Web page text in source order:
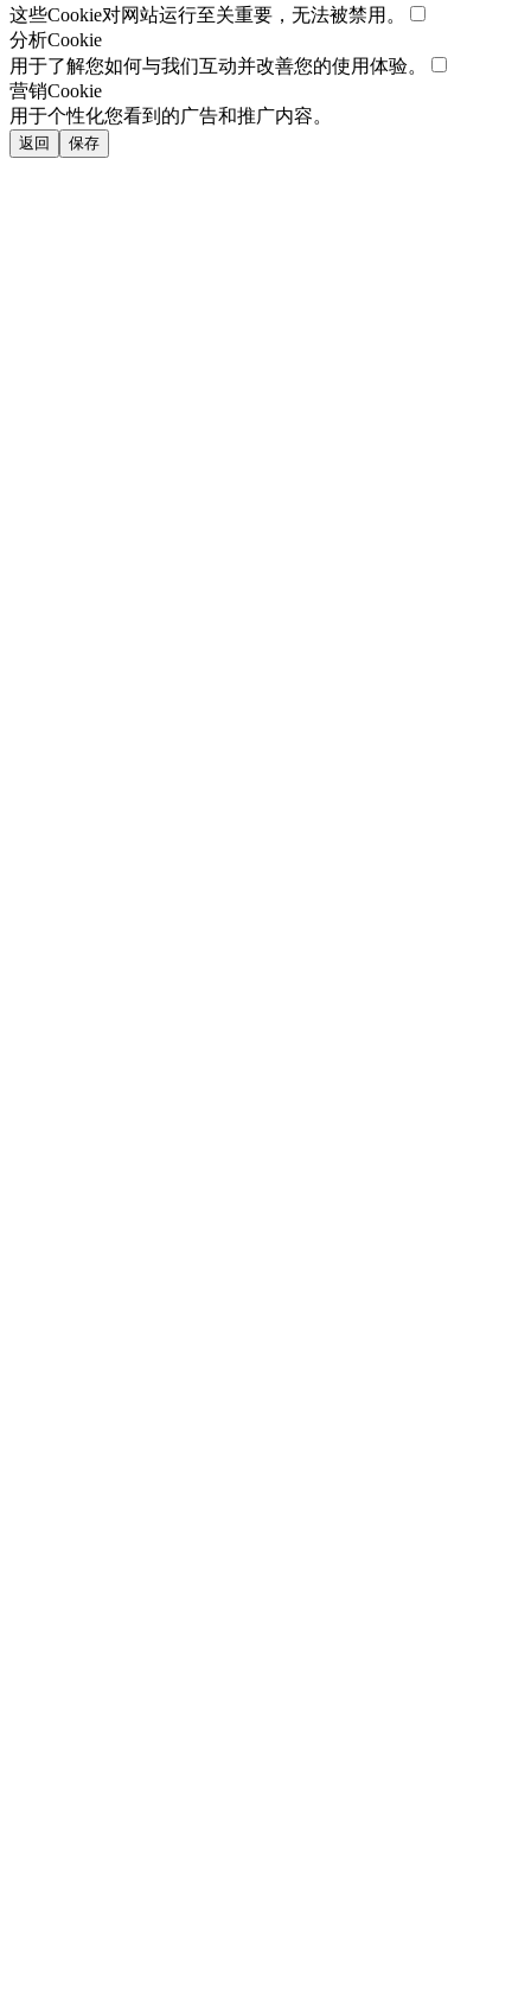
这些Cookie对网站运行至关重要，无法被禁用。
分析Cookie
用于了解您如何与我们互动并改善您的使用体验。
营销Cookie
用于个性化您看到的广告和推广内容。
返回 保存